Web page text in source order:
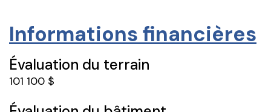
Informations financières
Évaluation du terrain
101 100 $